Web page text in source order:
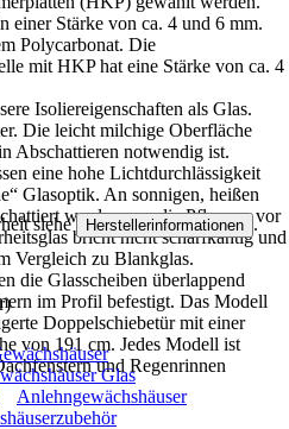
einer Stärke von ca. 4 und 6 mm.
Polycarbonat. Die
mit HKP hat eine Stärke von ca. 4
Isoliereigenschaften als Glas.
Die leicht milchige Oberfläche
Abschattieren notwendig ist.
eine hohe Lichtdurchlässigkeit
Glasoptik. An sonnigen, heißen
werden, um die Pflanzen vor
bricht nicht scharfkantig und
Vergleich zu Blankglas.
die Glasscheiben überlappend
im Profil befestigt. Das Modell
Doppelschiebetür mit einer
von 191 cm. Jedes Modell ist
und Regenrinnen
siehe Herstellerinformationen .
Glas
Anlehngewächshäuser